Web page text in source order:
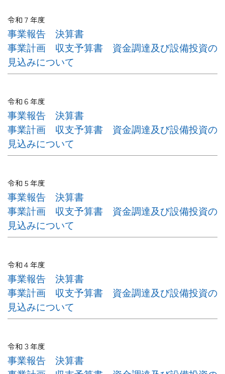
令和７年度
事業報告
決算書
事業計画
収支予算書
資金調達及び設備投資の
見込みについて
令和６年度
事業報告
決算書
事業計画
収支予算書
資金調達及び設備投資の
見込みについて
令和５年度
事業報告
決算書
事業計画
収支予算書
資金調達及び設備投資の
見込みについて
令和４年度
事業報告
決算書
事業計画
収支予算書
資金調達及び設備投資の
見込みについて
令和３年度
事業報告
決算書